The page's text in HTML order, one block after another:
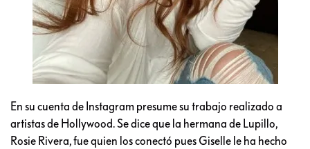
En su cuenta de Instagram presume su trabajo realizado a
artistas de Hollywood. Se dice que la hermana de Lupillo,
Rosie Rivera, fue quien los conectó pues Giselle le ha hecho